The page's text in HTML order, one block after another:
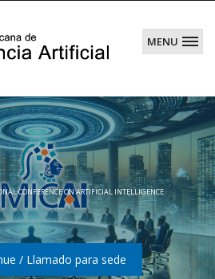
MENU
CONFERENCE ON ARTIFICIAL INTELLIGENCE
/ Llamado para sede